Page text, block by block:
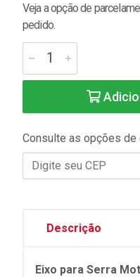
Veja a opção de
pedido.
Consulte as opções de
Descrição
Eixo para Serra